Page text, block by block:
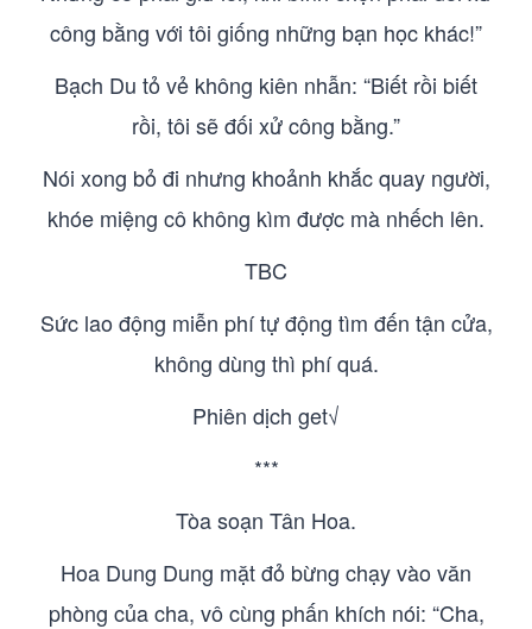
công bằng với tôi giống những bạn học khác!”
Bạch Du tỏ vẻ không kiên nhẫn: “Biết rồi biết
rồi, tôi sẽ đối xử công bằng.”
Nói xong bỏ đi nhưng khoảnh khắc quay người,
khóe miệng cô không kìm được mà nhếch lên.
TBC
Sức lao động miễn phí tự động tìm đến tận cửa,
không dùng thì phí quá.
Phiên dịch get√
***
Tòa soạn Tân Hoa.
Hoa Dung Dung mặt đỏ bừng chạy vào văn
phòng của cha, vô cùng phấn khích nói: “Cha,